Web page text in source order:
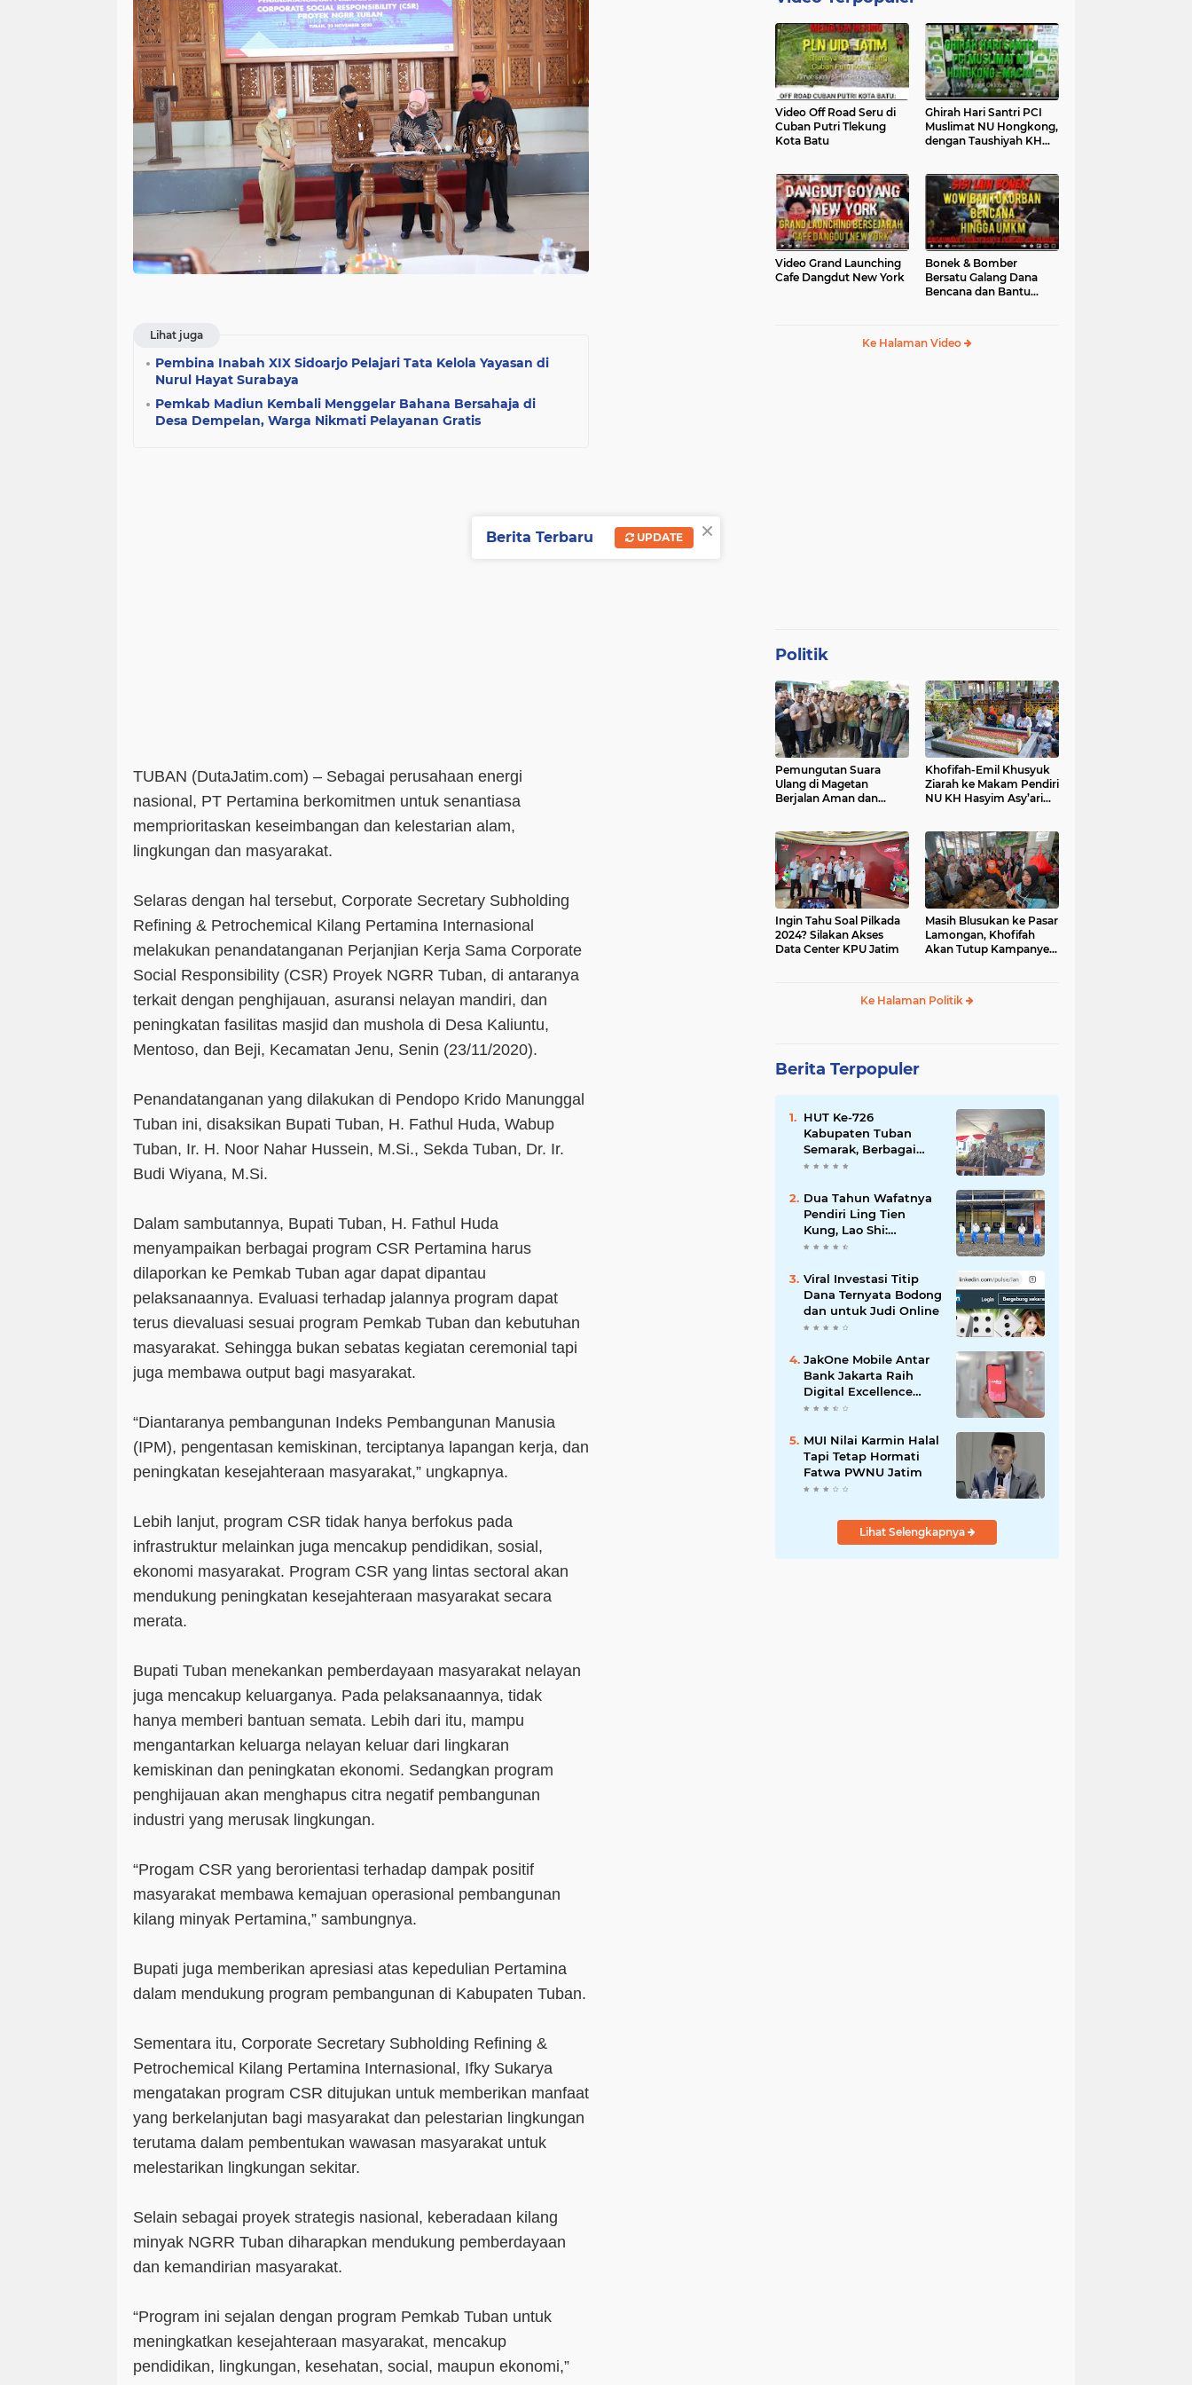
Lihat juga
Pembina Inabah XIX Sidoarjo Pelajari Tata Kelola Yayasan di
Nurul Hayat Surabaya
Pemkab Madiun Kembali Menggelar Bahana Bersahaja di
Desa Dempelan, Warga Nikmati Pelayanan Gratis
TUBAN (DutaJatim.com) – Sebagai perusahaan energi
nasional, PT Pertamina berkomitmen untuk senantiasa
memprioritaskan keseimbangan dan kelestarian alam,
lingkungan dan masyarakat.
Selaras dengan hal tersebut, Corporate Secretary Subholding
Refining & Petrochemical Kilang Pertamina Internasional
melakukan penandatanganan Perjanjian Kerja Sama Corporate
Social Responsibility (CSR) Proyek NGRR Tuban, di antaranya
terkait dengan penghijauan, asuransi nelayan mandiri, dan
peningkatan fasilitas masjid dan mushola di Desa Kaliuntu,
Mentoso, dan Beji, Kecamatan Jenu, Senin (23/11/2020).
Penandatanganan yang dilakukan di Pendopo Krido Manunggal
Tuban ini, disaksikan Bupati Tuban, H. Fathul Huda, Wabup
Tuban, Ir. H. Noor Nahar Hussein, M.Si., Sekda Tuban, Dr. Ir.
Budi Wiyana, M.Si.
Dalam sambutannya, Bupati Tuban, H. Fathul Huda
menyampaikan berbagai program CSR Pertamina harus
dilaporkan ke Pemkab Tuban agar dapat dipantau
pelaksanaannya. Evaluasi terhadap jalannya program dapat
terus dievaluasi sesuai program Pemkab Tuban dan kebutuhan
masyarakat. Sehingga bukan sebatas kegiatan ceremonial tapi
juga membawa output bagi masyarakat.
“Diantaranya pembangunan Indeks Pembangunan Manusia
(IPM), pengentasan kemiskinan, terciptanya lapangan kerja, dan
peningkatan kesejahteraan masyarakat,” ungkapnya.
Lebih lanjut, program CSR tidak hanya berfokus pada
infrastruktur melainkan juga mencakup pendidikan, sosial,
ekonomi masyarakat. Program CSR yang lintas sectoral akan
mendukung peningkatan kesejahteraan masyarakat secara
merata.
Bupati Tuban menekankan pemberdayaan masyarakat nelayan
juga mencakup keluarganya. Pada pelaksanaannya, tidak
hanya memberi bantuan semata. Lebih dari itu, mampu
mengantarkan keluarga nelayan keluar dari lingkaran
kemiskinan dan peningkatan ekonomi. Sedangkan program
penghijauan akan menghapus citra negatif pembangunan
industri yang merusak lingkungan.
“Progam CSR yang berorientasi terhadap dampak positif
masyarakat membawa kemajuan operasional pembangunan
kilang minyak Pertamina,” sambungnya.
Bupati juga memberikan apresiasi atas kepedulian Pertamina
dalam mendukung program pembangunan di Kabupaten Tuban.
Sementara itu, Corporate Secretary Subholding Refining &
Petrochemical Kilang Pertamina Internasional, Ifky Sukarya
mengatakan program CSR ditujukan untuk memberikan manfaat
yang berkelanjutan bagi masyarakat dan pelestarian lingkungan
terutama dalam pembentukan wawasan masyarakat untuk
melestarikan lingkungan sekitar.
Selain sebagai proyek strategis nasional, keberadaan kilang
minyak NGRR Tuban diharapkan mendukung pemberdayaan
dan kemandirian masyarakat.
“Program ini sejalan dengan program Pemkab Tuban untuk
meningkatkan kesejahteraan masyarakat, mencakup
pendidikan, lingkungan, kesehatan, social, maupun ekonomi,”
Video Off Road Seru di
Cuban Putri Tlekung
Kota Batu
Ghirah Hari Santri PCI
Muslimat NU Hongkong,
dengan Taushiyah KH
Video Grand Launching
Cafe Dangdut New York
Bonek & Bomber
Bersatu Galang Dana
Bencana dan Bantu
Ke Halaman Video
Politik
Pemungutan Suara
Ulang di Magetan
Berjalan Aman dan
Khofifah-Emil Khusyuk
Ziarah ke Makam Pendiri
NU KH Hasyim Asy’ari
Ingin Tahu Soal Pilkada
2024? Silakan Akses
Data Center KPU Jatim
Masih Blusukan ke Pasar
Lamongan, Khofifah
Akan Tutup Kampanye
Ke Halaman Politik
Berita Terpopuler
HUT Ke-726
Kabupaten Tuban
Semarak, Berbagai
Prestasinya Pun
Dua Tahun Wafatnya
Pendiri Ling Tien
Kung, Lao Shi:
Amanah Harus Kita
Viral Investasi Titip
Dana Ternyata Bodong
dan untuk Judi Online
JakOne Mobile Antar
Bank Jakarta Raih
Digital Excellence
Awards 2026
MUI Nilai Karmin Halal
Tapi Tetap Hormati
Fatwa PWNU Jatim
Lihat Selengkapnya
×
Berita Terbaru UPDATE